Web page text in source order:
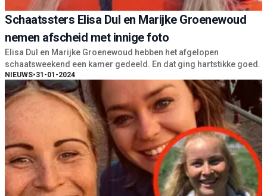
Schaatssters Elisa Dul en Marijke Groenewoud
nemen afscheid met innige foto
Elisa Dul en Marijke Groenewoud hebben het afgelopen
schaatsweekend een kamer gedeeld. En dat ging hartstikke goed.
NIEUWS•31-01-2024